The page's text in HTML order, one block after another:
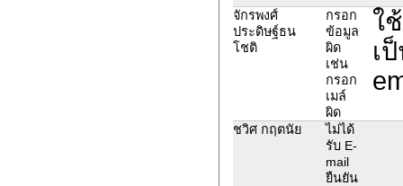
จักรพงศ์
ประดิษฐ์ธน
โชติ
กรอก
ข้อมูล
ผิด
เช่น
กรอก
เมล์
ผิด
ใ
เ
ชวิศ กฤตนัย
ไม่ได้
รับ E-
mail
ยืนยัน